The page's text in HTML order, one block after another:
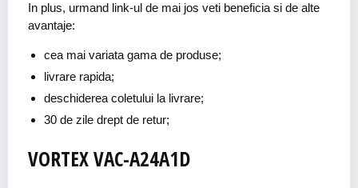
In plus, urmand link-ul de mai jos veti beneficia si de alte
avantaje:
cea mai variata gama de produse;
livrare rapida;
deschiderea coletului la livrare;
30 de zile drept de retur;
VORTEX VAC-A24A1D